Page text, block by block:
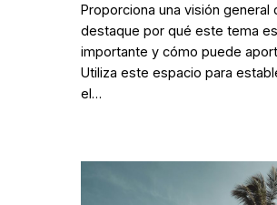
Proporciona una visión general
destaque por qué este tema es
importante y cómo puede
Utiliza este espacio para
el…